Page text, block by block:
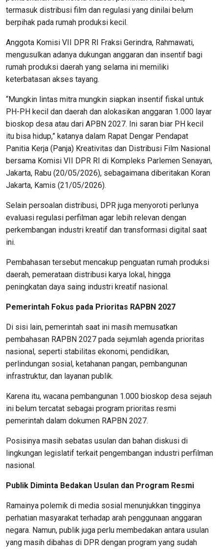
termasuk distribusi film dan regulasi yang dinilai belum
berpihak pada rumah produksi kecil.
Anggota Komisi VII DPR RI Fraksi Gerindra, Rahmawati,
mengusulkan adanya dukungan anggaran dan insentif bagi
rumah produksi daerah yang selama ini memiliki
keterbatasan akses tayang.
“Mungkin lintas mitra mungkin siapkan insentif fiskal untuk
PH-PH kecil dan daerah dan alokasikan anggaran 1.000 layar
bioskop desa atau dari APBN 2027. Ini saran biar PH kecil
itu bisa hidup,” katanya dalam Rapat Dengar Pendapat
Panitia Kerja (Panja) Kreativitas dan Distribusi Film Nasional
bersama Komisi VII DPR RI di Kompleks Parlemen Senayan,
Jakarta, Rabu (20/05/2026), sebagaimana diberitakan Koran
Jakarta, Kamis (21/05/2026).
Selain persoalan distribusi, DPR juga menyoroti perlunya
evaluasi regulasi perfilman agar lebih relevan dengan
perkembangan industri kreatif dan transformasi digital saat
ini.
Pembahasan tersebut mencakup penguatan rumah produksi
daerah, pemerataan distribusi karya lokal, hingga
peningkatan daya saing industri kreatif nasional.
Pemerintah Fokus pada Prioritas RAPBN 2027
Di sisi lain, pemerintah saat ini masih memusatkan
pembahasan RAPBN 2027 pada sejumlah agenda prioritas
nasional, seperti stabilitas ekonomi, pendidikan,
perlindungan sosial, ketahanan pangan, pembangunan
infrastruktur, dan layanan publik.
Karena itu, wacana pembangunan 1.000 bioskop desa sejauh
ini belum tercatat sebagai program prioritas resmi
pemerintah dalam dokumen RAPBN 2027.
Posisinya masih sebatas usulan dan bahan diskusi di
lingkungan legislatif terkait pengembangan industri perfilman
nasional.
Publik Diminta Bedakan Usulan dan Program Resmi
Ramainya polemik di media sosial menunjukkan tingginya
perhatian masyarakat terhadap arah penggunaan anggaran
negara. Namun, publik juga perlu membedakan antara usulan
yang masih dibahas di DPR dengan program yang sudah